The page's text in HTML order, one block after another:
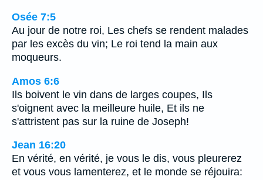
Osée 7:5
Au jour de notre roi, Les chefs se rendent malades
par les excès du vin; Le roi tend la main aux
moqueurs.
Amos 6:6
Ils boivent le vin dans de larges coupes, Ils
s'oignent avec la meilleure huile, Et ils ne
s'attristent pas sur la ruine de Joseph!
Jean 16:20
En vérité, en vérité, je vous le dis, vous pleurerez
et vous vous lamenterez, et le monde se réjouira: